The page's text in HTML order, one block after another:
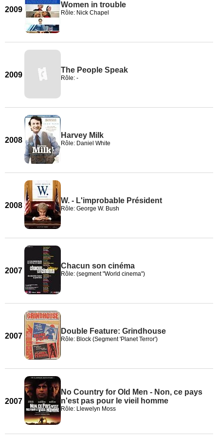
2009
Women in trouble
Rôle: Nick Chapel
2009
The People Speak
Rôle: -
2008
Harvey Milk
Rôle: Daniel White
2008
W. - L'improbable Président
Rôle: George W. Bush
2007
Chacun son cinéma
Rôle: (segment "World cinema")
2007
Double Feature: Grindhouse
Rôle: Block (Segment 'Planet Terror')
2007
No Country for Old Men - Non, ce pays
n'est pas pour le vieil homme
Rôle: Llewelyn Moss